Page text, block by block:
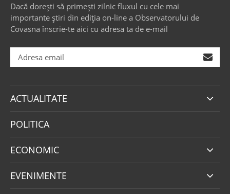
Dacă dorești să primești zilnic fluxul cu cele mai
importante știri din ediția on-line a Observatorului de
Covasna înscrie-te aici cu adresa ta de e-mail
ACTUALITATE
POLITICA
ECONOMIC
EVENIMENTE